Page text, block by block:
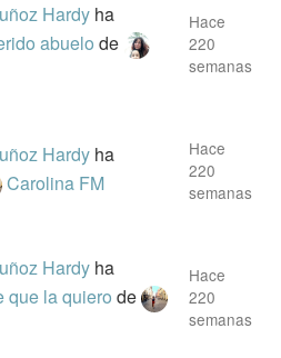
Hardy ha
abuelode
Hace
220
semanas
Hardy ha
Carolina FM
Hace
220
semanas
Hardy ha
que la quierode
Hace
220
semanas